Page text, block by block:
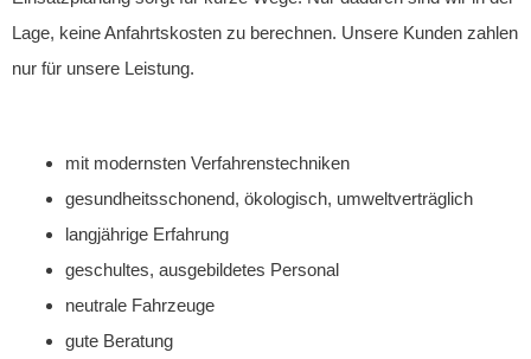
Lage, keine Anfahrtskosten zu berechnen. Unsere Kunden zahlen
nur für unsere Leistung.
mit modernsten Verfahrenstechniken
gesundheitsschonend, ökologisch, umweltverträglich
langjährige Erfahrung
geschultes, ausgebildetes Personal
neutrale Fahrzeuge
gute Beratung